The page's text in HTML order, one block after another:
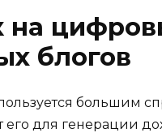
на
блогов
большим
его для генерации